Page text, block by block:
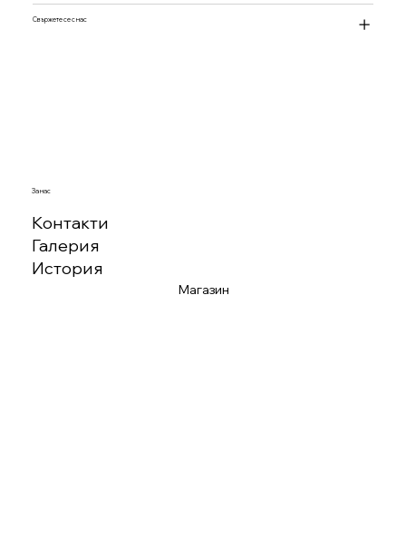
Свържете се с нас
За нас
Контакти
Галерия
История
Магазин